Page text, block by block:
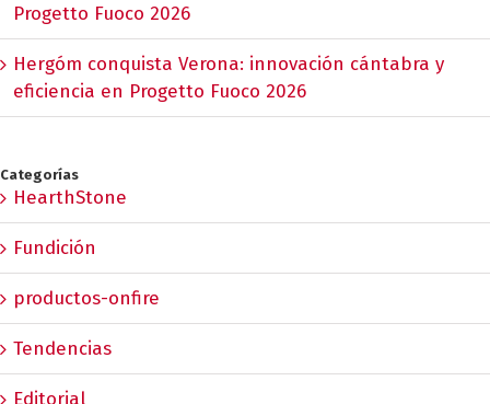
Progetto Fuoco 2026
Hergóm conquista Verona: innovación cántabra y
eficiencia en Progetto Fuoco 2026
Categorías
HearthStone
Fundición
productos-onfire
Tendencias
Editorial